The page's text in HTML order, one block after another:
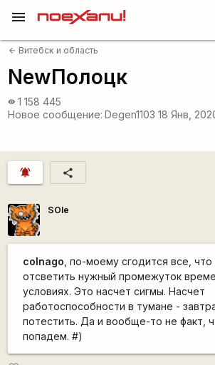
menu
arrow_back Витебск и область
NewПолоцк
visibility 1 158 445
Новое сообщение: Degen1103 18 Янв,
notifications_active share
SOle
colnago , по-моему сгодится все,
отсветить нужный промежуток
условиях. Это насчет сигмы. Насчет
работоспособности в тумане -
потестить. Да и вообще-то не факт,
попадем. #)